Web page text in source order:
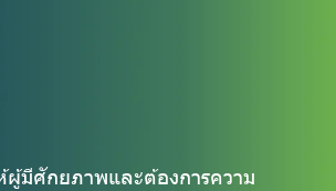
มีศักยภาพและต้องการความ